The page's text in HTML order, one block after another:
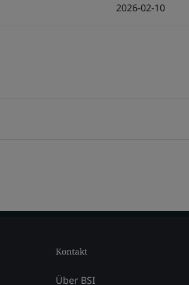
2026-02-10
Kontakt
Über BSI